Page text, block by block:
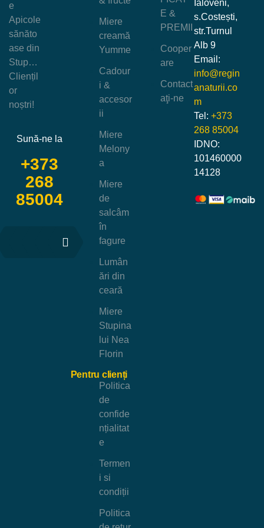
Miere
creamă
Yumme
Cadour
i &
accesor
ii
Miere
Melony
a
Miere
de
salcâm
în
fagure
Lumân
ări din
ceară
Miere
Stupina
lui Nea
Florin
Pentru clienți
Politica
de
confide
nțialitat
e
Termen
i si
condiții
Politica
E &
PREMII
Cooper
are
Contact
aţi-ne
e
Apicole
sănăto
ase din
Stup…
Cliențil
or
noștri!
Sună-ne la
+373
268
85004
Ialoveni,
s.Costești,
str.Turnul
Alb 9
Email:
info@regin
anaturii.co
m
Tel: +373
268 85004
IDNO:
101460000
14128